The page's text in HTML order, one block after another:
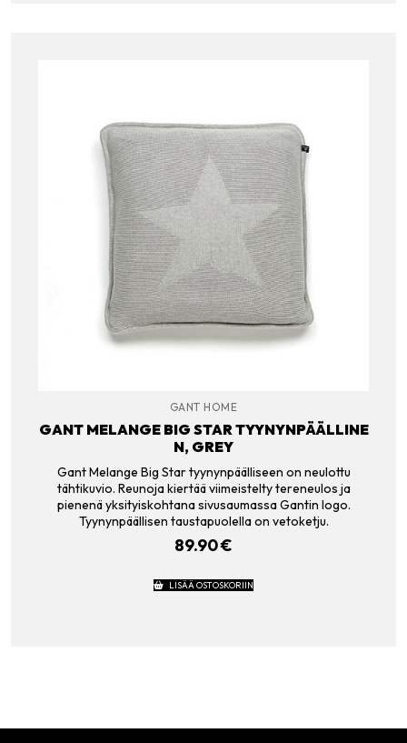
GANT HOME
GANT MELANGE BIG STAR TYYNYNPÄÄLLINE
N, GREY
Gant Melange Big Star tyynynpäälliseen on neulottu
tähtikuvio. Reunoja kiertää viimeistelty tereneulos ja
pienenä yksityiskohtana sivusaumassa Gantin logo.
Tyynynpäällisen taustapuolella on vetoketju.
89.90€
LISÄÄ OSTOSKORIIN